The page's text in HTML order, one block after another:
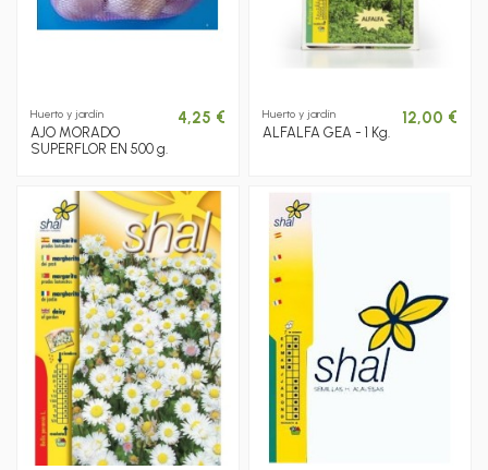
Huerto y jardín
AJO MORADO
SUPERFLOR EN 500 g.
4,25 € Huerto y jardín
ALFALFA GEA - 1 Kg.
12,00 €